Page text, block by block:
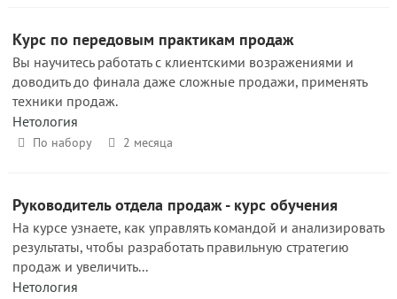
Курс по передовым практикам продаж
Вы научитесь работать с клиентскими возражениями и
доводить до финала даже сложные продажи, применять
техники продаж.
Нетология
По набору 2 месяца
Руководитель отдела продаж - курс обучения
На курсе узнаете, как управлять командой и анализировать
результаты, чтобы разработать правильную стратегию
продаж и увеличить...
Нетология